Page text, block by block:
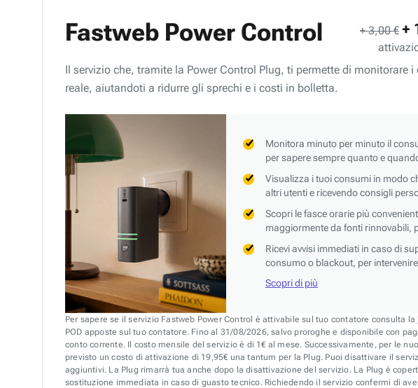
Fastweb Power Control + 3,00 € +
Il servizio che, tramite la Power Control Plug, ti permette di monitorare
reale, aiutandoti a ridurre gli sprechi e i costi in bolletta.
Monitora minuto per minuto il
per sapere sempre quanto e
Visualizza i tuoi consumi in modo
altri utenti e ricevendo consigli
Scopri le fasce orarie più
maggiormente da fonti rinnovabili,
Ricevi avvisi immediati in caso di
consumo o blackout, per
Scopri di più
Per sapere se il servizio Fastweb Power Control è attivabile sul tuo contatore consulta la
POD apposte sul tuo contatore. Fino al 31/08/2026, salvo proroghe e disponibile con
conto corrente. Il costo mensile del servizio è di 1€ al mese. Successivamente, per le
previsto un costo di attivazione di 19,95€ una tantum per la Plug. Puoi disattivare il
aggiuntivi. La Plug rimarrà tua anche dopo la disattivazione del servizio. La Plug è
sostituzione immediata in caso di guasto tecnico. Richiedendo il servizio confermi di